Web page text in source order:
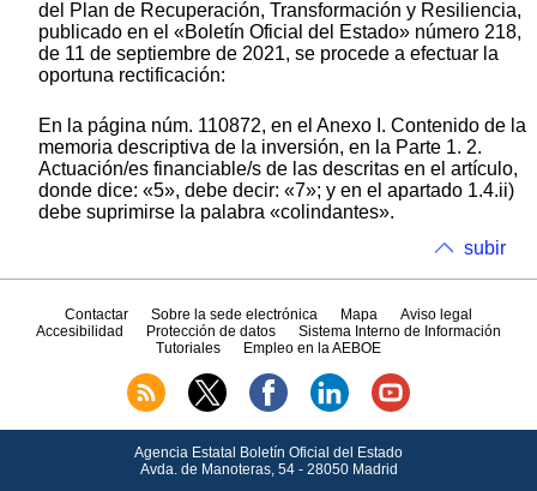
del Plan de Recuperación, Transformación y Resiliencia,
publicado en el «Boletín Oficial del Estado» número 218,
de 11 de septiembre de 2021, se procede a efectuar la
oportuna rectificación:
En la página núm. 110872, en el Anexo I. Contenido de la
memoria descriptiva de la inversión, en la Parte 1. 2.
Actuación/es financiable/s de las descritas en el artículo,
donde dice: «5», debe decir: «7»; y en el apartado 1.4.ii)
debe suprimirse la palabra «colindantes».
subir
Contactar Sobre la sede electrónica Mapa
Aviso legal
Accesibilidad
Protección de datos
Sistema Interno de Información
Tutoriales
Empleo en la AEBOE
Agencia Estatal Boletín Oficial del Estado
Avda.de Manoteras, 54 - 28050 Madrid